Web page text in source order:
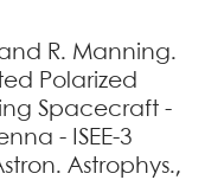
R. Manning.
Polarized
Spacecraft -
- ISEE-3
Astrophys.,